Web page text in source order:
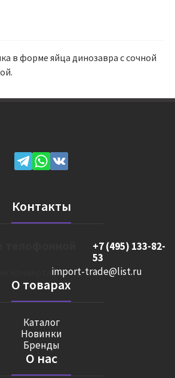
в форме яйца динозавра с сочной
Контакты
+7 (495) 133-82-
53
import-trade@list.ru
О товарах
Каталог
Новинки
Бренды
О нас